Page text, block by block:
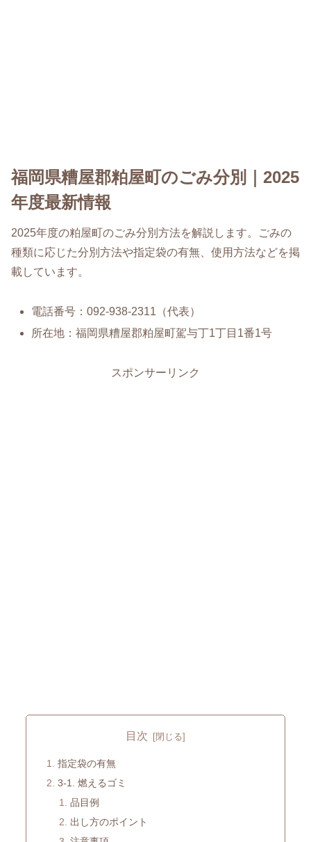
福岡県糟屋郡粕屋町のごみ分別｜2025
年度最新情報
2025年度の粕屋町のごみ分別方法を解説します。ごみの
種類に応じた分別方法や指定袋の有無、使用方法などを掲
載しています。
電話番号：092-938-2311（代表）
所在地：福岡県糟屋郡粕屋町駕与丁1丁目1番1号
スポンサーリンク
目次
指定袋の有無
3-1. 燃えるゴミ
品目例
出し方のポイント